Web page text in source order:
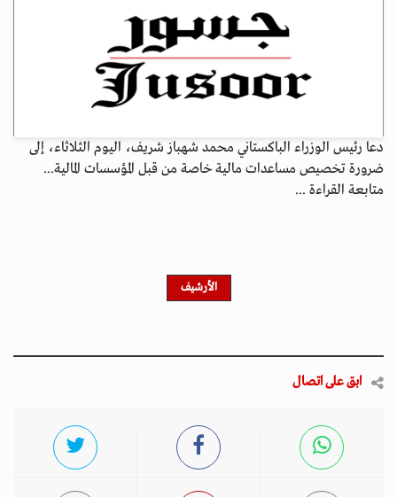
دعا رئيس الوزراء الباكستاني محمد شهباز شريف، اليوم الثلاثاء، إلى
ضرورة تخصيص مساعدات مالية خاصة من قبل المؤسسات المالية...
متابعة القراءة ...
الأرشيف
ابق على اتصال